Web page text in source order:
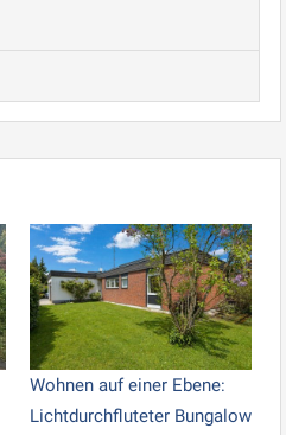
Wohnen auf einer Ebene:
Lichtdurchfluteter Bungalow